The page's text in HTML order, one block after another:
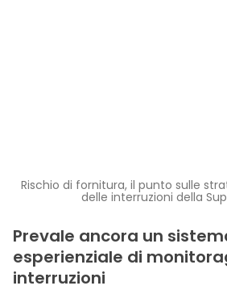
Rischio di fornitura, il punto sulle
delle interruzioni della
Prevale ancora un
esperienziale di
interruzioni